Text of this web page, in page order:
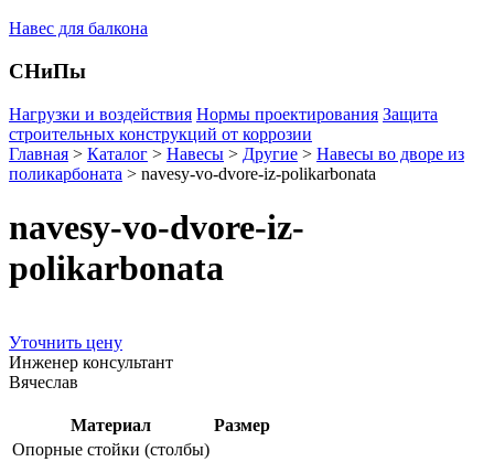
Навес для балкона
СНиПы
Нагрузки и воздействия Нормы проектирования Защита
строительных конструкций от коррозии
Главная > Каталог > Навесы > Другие > Навесы во дворе из
поликарбоната > navesy-vo-dvore-iz-polikarbonata
navesy-vo-dvore-iz-
polikarbonata
Уточнить цену
Инженер консультант
Вячеслав
Материал
Размер
Опорные стойки (столбы)